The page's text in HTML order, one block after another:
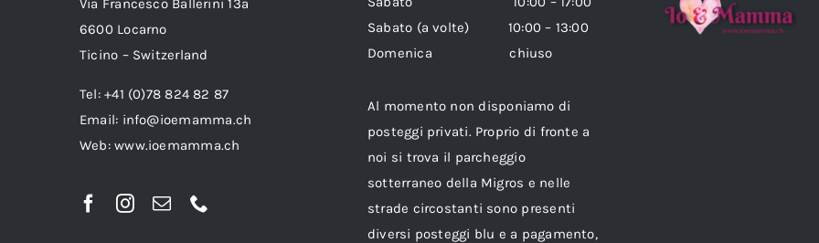
Via Francesco Ballerini 13a
6600 Locarno
Ticino – Switzerland
Tel: +41 (0)78 824 82 87
Email: info@ioemamma.ch
Web:www.ioemamma.ch
Sabato (a volte) 10:00 – 13:00
Domenica chiuso
Al momento non disponiamo di
posteggi privati. Proprio di fronte a
noi si trova il parcheggio
sotterraneo della Migros e nelle
strade circostanti sono presenti
diversi posteggi blu e a pagamento,